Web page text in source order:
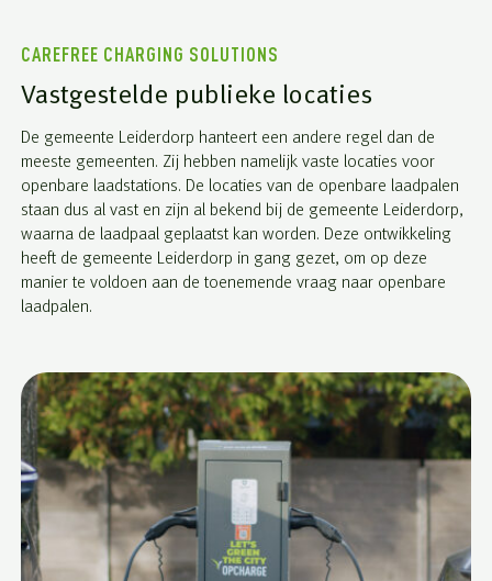
CAREFREE CHARGING SOLUTIONS
Vastgestelde publieke locaties
De gemeente Leiderdorp hanteert een andere regel dan de
meeste gemeenten. Zij hebben namelijk vaste locaties voor
openbare laadstations. De locaties van de openbare laadpalen
staan dus al vast en zijn al bekend bij de gemeente Leiderdorp,
waarna de laadpaal geplaatst kan worden. Deze ontwikkeling
heeft de gemeente Leiderdorp in gang gezet, om op deze
manier te voldoen aan de toenemende vraag naar openbare
laadpalen.